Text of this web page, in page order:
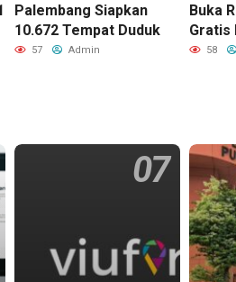
Palembang Siapkan
10.672 Tempat Duduk
57 Admin
Buka
Gratis
58